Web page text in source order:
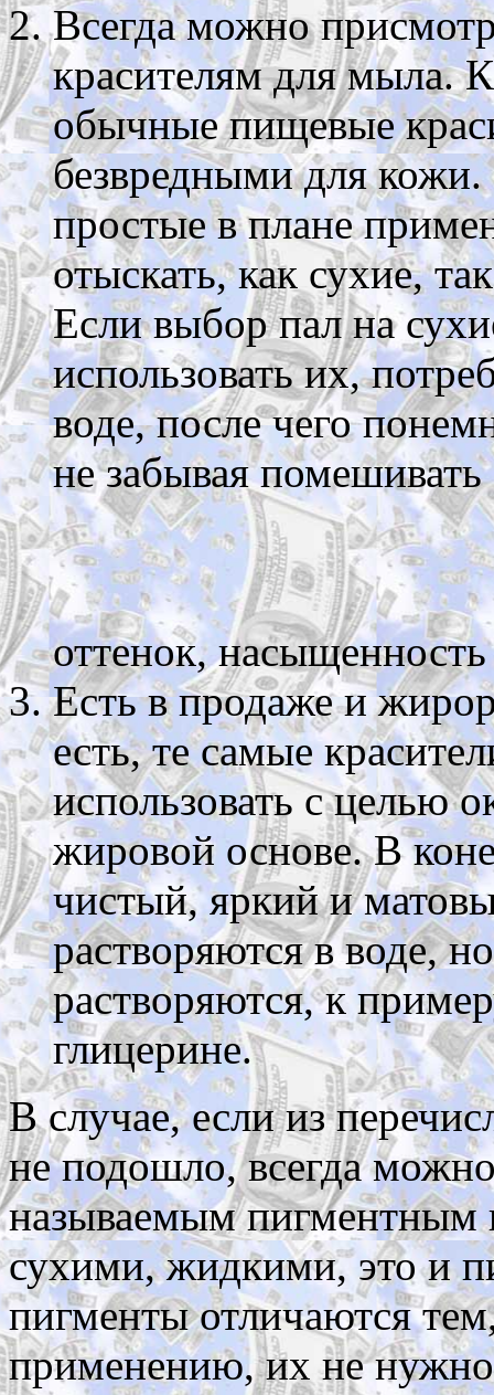
Всегда можно
красителям для мыла.
обычные пищевые
безвредными для
простые в плане
отыскать, как сухие,
Если выбор пал на
использовать их,
воде, после чего
не забывая
оттенок, насыщенность
Есть в продаже и
есть, те самые
использовать с целью
жировой основе. В
чистый, яркий и
растворяются в воде,
растворяются, к
глицерине.
В случае, если из
не подошло, всегда
называемым пигментным
сухими, жидкими, это и
пигменты отличаются
применению, их не нужно